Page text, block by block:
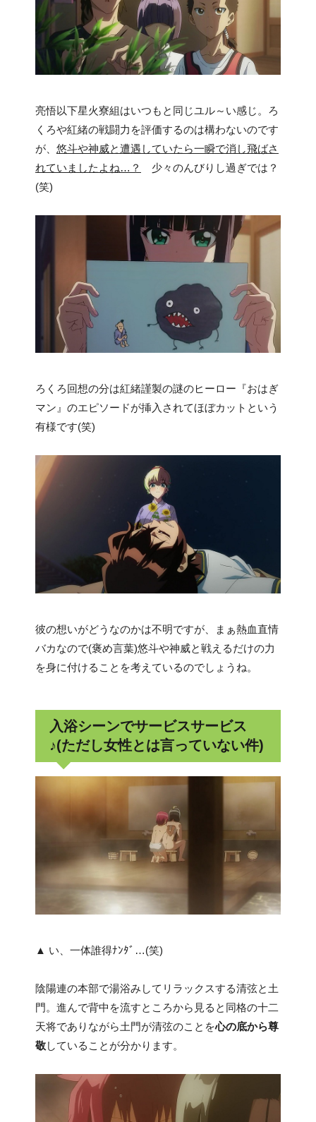
亮悟以下星火寮組はいつもと同じユル～い感じ。ろ
くろや紅緒の戦闘力を評価するのは構わないのです
が、 悠斗や神威と遭遇していたら一瞬で消し飛ばさ
れていましたよね…？
少々のんびりし過ぎでは？
(笑)
ろくろ回想の分は紅緒謹製の謎のヒーロー『おはぎ
マン』のエピソードが挿入されてほぼカットという
有様です(笑)
彼の想いがどうなのかは不明ですが、まぁ熱血直情
バカなので(褒め言葉)悠斗や神威と戦えるだけの力
を身に付けることを考えているのでしょうね。
入浴シーンでサービスサービス
♪(ただし女性とは言っていない件)
▲ い、一体誰得ﾅﾝﾀﾞ…(笑)
陰陽連の本部で湯浴みしてリラックスする清弦と土
門。進んで背中を流すところから見ると同格の十二
天将でありながら土門が清弦のことを心の底から尊
敬していることが分かります。